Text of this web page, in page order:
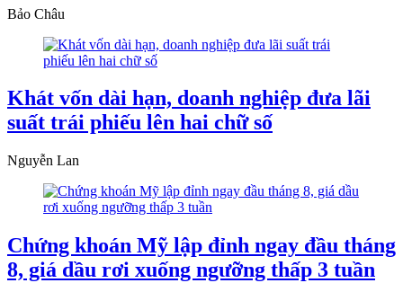
Bảo Châu
Khát vốn dài hạn, doanh nghiệp đưa lãi
suất trái phiếu lên hai chữ số
Nguyễn Lan
Chứng khoán Mỹ lập đỉnh ngay đầu tháng
8, giá dầu rơi xuống ngưỡng thấp 3 tuần